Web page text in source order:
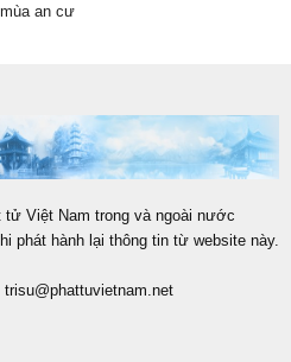
an cư
tử Việt Nam trong và ngoài nước
phát hành lại thông tin từ website này.
trisu@phattuvietnam.net